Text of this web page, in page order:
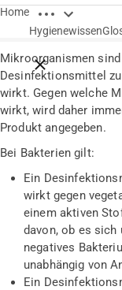
Home Breadcrumbs
Breadcrumbs
Hygienewissen
Mikroorganismen
Desinfektionsmittel
wirkt. Gegen welche
wirkt, wird daher
Produkt angegeben.
Bei Bakterien gilt:
Ein
wirkt gegen
einem aktiven
davon, ob es sich
negatives
unabhängig von
Ein